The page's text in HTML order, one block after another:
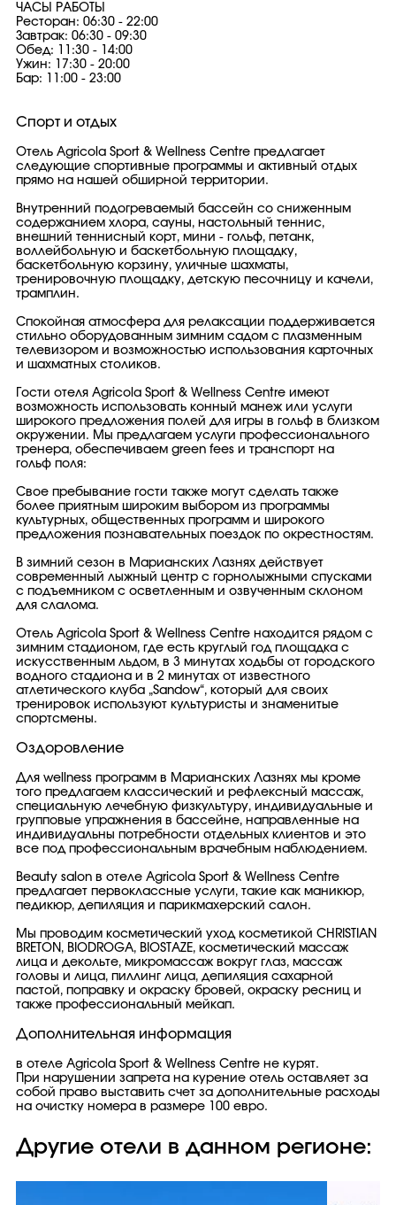
ЧАСЫ РАБОТЫ
Ресторан: 06:30 - 22:00
Завтрак: 06:30 - 09:30
Обед: 11:30 - 14:00
Ужин: 17:30 - 20:00
Бар: 11:00 - 23:00
Спорт и отдых
Отель Agricola Sport & Wellness Centre предлагает
следующие спортивные программы и активный отдых
прямо на нашей обширной территории.
Внутренний подогреваемый бассейн со сниженным
содержанием хлора, сауны, настольный теннис,
внешний теннисный корт, мини - гольф, петанк,
воллейбольную и баскетбольную площадку,
баскетбольную корзину, уличные шахматы,
тренировочную площадку, детскую песочницу и качели,
трамплин.
Спокойная атмосфера для релаксации поддерживается
стильно оборудованным зимним садом с плазменным
телевизором и возможностью использования карточных
и шахматных столиков.
Гости отеля Agricola Sport & Wellness Centre имеют
возможность использовать конный манеж или услуги
широкого предложения полей для игры в гольф в близком
окружении. Мы предлагаем услуги профессионального
тренера, обеспечиваем green fees и транспорт на
гольф поля:
Свое пребывание гости также могут сделать также
более приятным широким выбором из программы
культурных, общественных программ и широкого
предложения познавательных поездок по окрестностям.
В зимний сезон в Марианских Лазнях действует
современный лыжный центр с горнолыжными спусками
с подъемником с осветленным и озвученным склоном
для слалома.
Отель Agricola Sport & Wellness Centre находится рядом с
зимним стадионом, где есть круглый год площадка с
искусственным льдом, в 3 минутах ходьбы от городского
водного стадиона и в 2 минутах от известного
атлетического клуба „Sandow“, который для своих
тренировок используют культуристы и знаменитые
спортсмены.
Оздоровление
Для wellness программ в Марианских Лазнях мы кроме
того предлагаем классический и рефлексный массаж,
специальную лечебную физкультуру, индивидуальные и
групповые упражнения в бассейне, направленные на
индивидуальны потребности отдельных клиентов и это
все под профессиональным врачебным наблюдением.
Beauty salon в отеле Agricola Sport & Wellness Centre
предлагает первоклассные услуги, такие как маникюр,
педикюр, депиляция и парикмахерский салон.
Мы проводим косметический уход косметикой CHRISTIAN
BRETON, BIODROGA, BIOSTAZE, косметический массаж
лица и декольте, микромассаж вокруг глаз, массаж
головы и лица, пиллинг лица, депиляция сахарной
пастой, поправку и окраску бровей, окраску ресниц и
также профессиональный мейкап.
Дополнительная информация
в отеле Agricola Sport & Wellness Centre не курят.
При нарушении запрета на курение отель оставляет за
собой право выставить счет за дополнительные расходы
на очистку номера в размере 100 евро.
Другие отели в данном регионе: